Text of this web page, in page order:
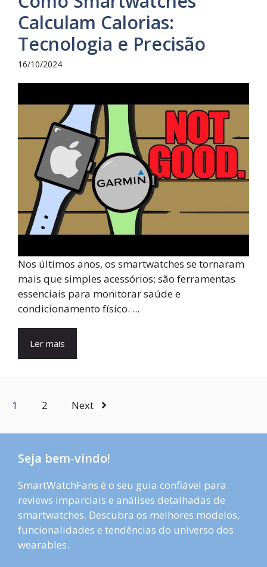
Calculam Calorias:
Tecnologia e Precisão
16/10/2024
Nos últimos anos, os smartwatches se tornaram
mais que simples acessórios; são ferramentas
essenciais para monitorar saúde e
condicionamento físico. ...
Ler mais
1 2 Next
Seja bem-vindo!
SmartWatchFans é o seu guia confiável para
reviews imparciais e análises detalhadas de
smartwatches. Descubra os melhores modelos,
funcionalidades e tendências do universo dos
wearables.